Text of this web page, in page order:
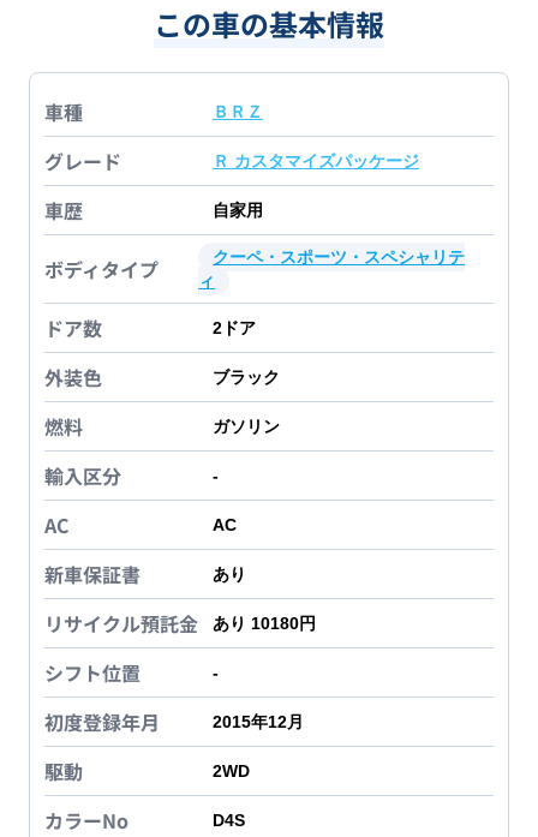
この車の基本情報
車種 ＢＲＺ
グレード Ｒ カスタマイズパッケージ
車歴 自家用
ボディタイプ
クーペ・スポーツ・スペシャリテ
ィ
ドア数 2 ドア
外装色 ブラック
燃料 ガソリン
輸入区分 -
AC AC
新車保証書 あり
リサイクル預託金 あり 10180円
シフト位置 -
初度登録年月 2015年12月
駆動 2WD
カラーNo D4S